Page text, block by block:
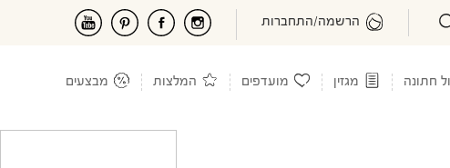
הרשמה/התחברות
חתונה מגזין מועדפים המלצות מבצעים